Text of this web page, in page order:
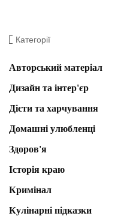
Категорії
Авторський матеріал
Дизайн та інтер'єр
Дієти та харчування
Домашні улюбленці
Здоров'я
Історія краю
Кримінал
Кулінарні підказки